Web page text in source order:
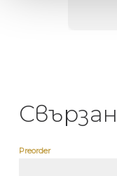
Preorder